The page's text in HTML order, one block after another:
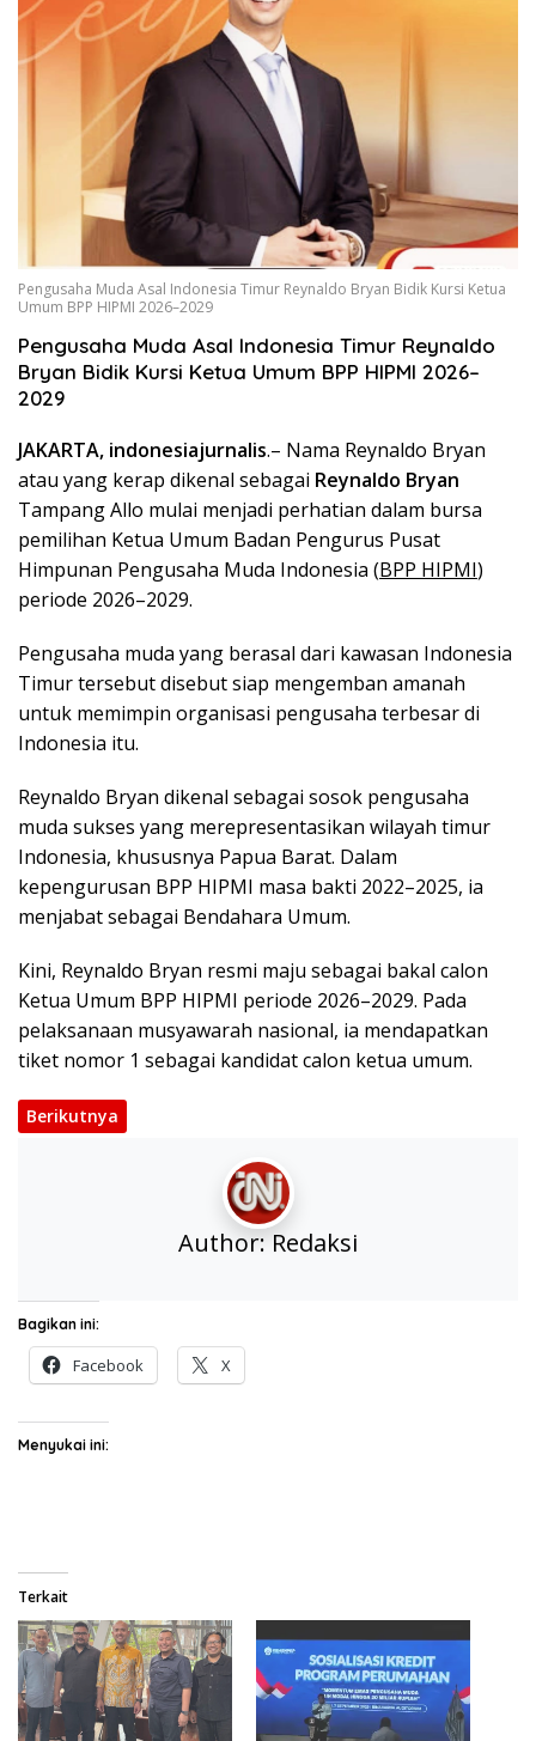
Pengusaha Muda Asal Indonesia Timur Reynaldo Bryan Bidik Kursi Ketua
Umum BPP HIPMI 2026–2029
Pengusaha Muda Asal Indonesia Timur Reynaldo
Bryan Bidik Kursi Ketua Umum BPP HIPMI 2026–
2029
JAKARTA, indonesiajurnalis.– Nama Reynaldo Bryan
atau yang kerap dikenal sebagai Reynaldo Bryan
Tampang Allo mulai menjadi perhatian dalam bursa
pemilihan Ketua Umum Badan Pengurus Pusat
Himpunan Pengusaha Muda Indonesia (BPP HIPMI)
periode 2026–2029.
Pengusaha muda yang berasal dari kawasan Indonesia
Timur tersebut disebut siap mengemban amanah
untuk memimpin organisasi pengusaha terbesar di
Indonesia itu.
Reynaldo Bryan dikenal sebagai sosok pengusaha
muda sukses yang merepresentasikan wilayah timur
Indonesia, khususnya Papua Barat. Dalam
kepengurusan BPP HIPMI masa bakti 2022–2025, ia
menjabat sebagai Bendahara Umum.
Kini, Reynaldo Bryan resmi maju sebagai bakal calon
Ketua Umum BPP HIPMI periode 2026–2029. Pada
pelaksanaan musyawarah nasional, ia mendapatkan
tiket nomor 1 sebagai kandidat calon ketua umum.
Berikutnya
Author:Redaksi
Bagikan ini:
Facebook X
Menyukai ini:
Terkait